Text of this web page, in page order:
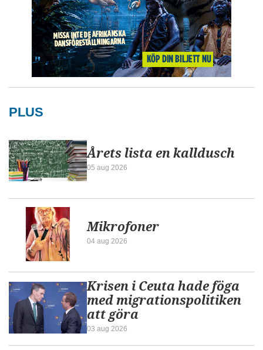
PLUS
Årets lista en kalldusch
05 aug 2026
Mikrofoner
04 aug 2026
Krisen i Ceuta hade föga
med migrationspolitiken
att göra
03 aug 2026